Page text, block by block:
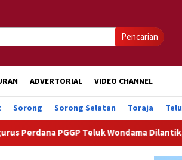
Pencarian
ADVERTORIAL VIDEO CHANNEL
Sorong Sorong Selatan Toraja
Teluk Wondama Dilantik, Dorong